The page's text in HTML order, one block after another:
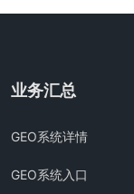
业务汇总
GEO系统详情
GEO系统入口